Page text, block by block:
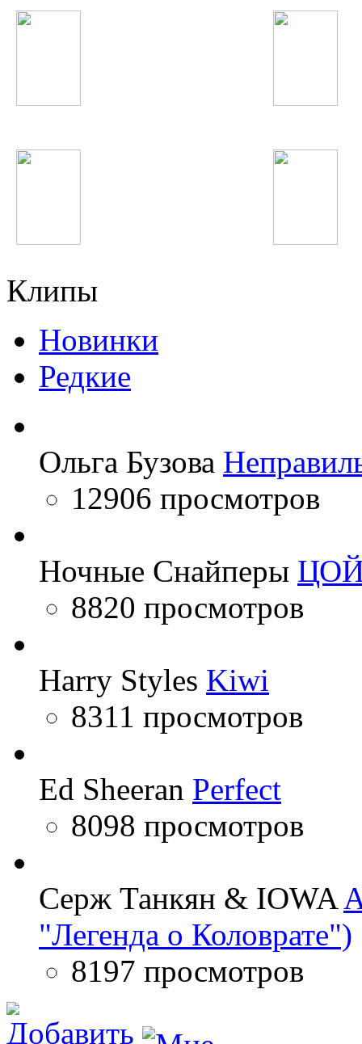
Клипы
Новинки
Редкие
Ольга Бузова
12906 просмотров
Ночные Снайперы
8820 просмотров
Harry Styles Kiwi
8311 просмотров
Ed Sheeran Perfect
8098 просмотров
Серж Танкян & IOWA
"Легенда о Коловрате")
8197 просмотров